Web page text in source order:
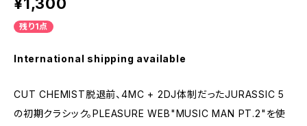
残り1点
International shipping available
CUT CHEMIST脱退前、4MC + 2DJ体制だったJURASSIC 5
の初期クラシック。PLEASURE WEB"MUSIC MAN PT.2"を使